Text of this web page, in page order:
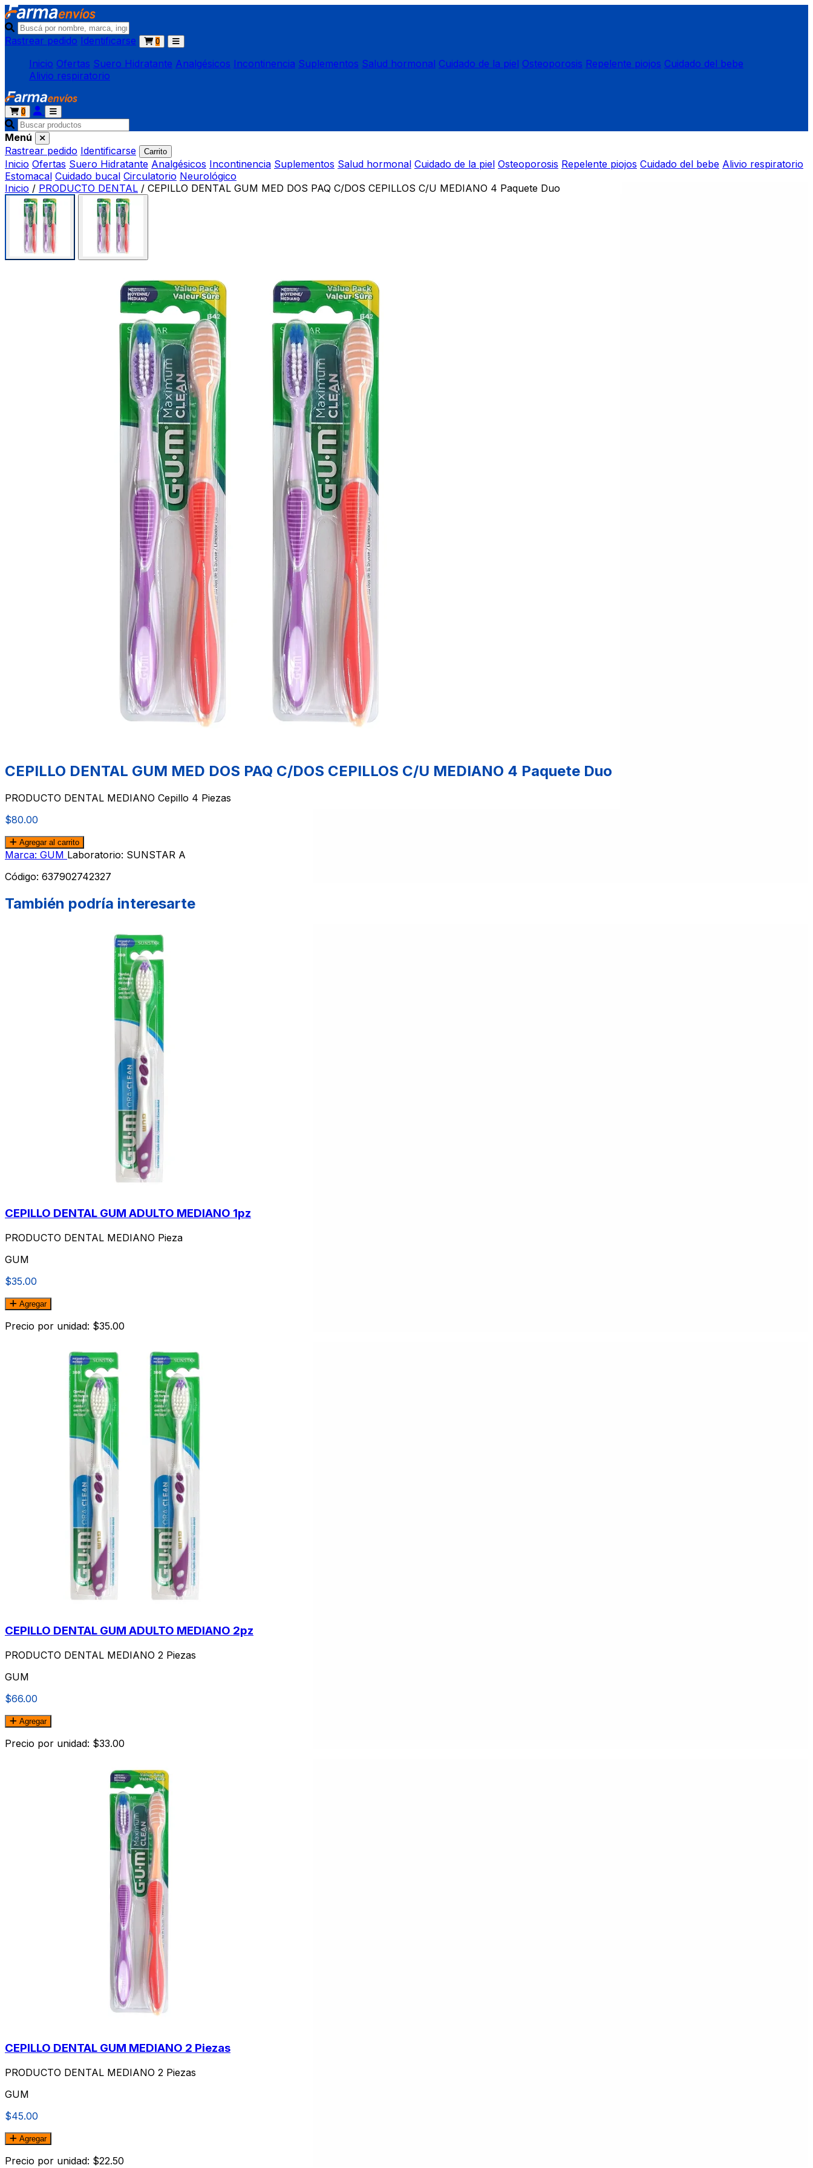
Rastrear pedido Identificarse 0
Inicio Ofertas Suero Hidratante Analgésicos Incontinencia Suplementos Salud hormonal Cuidado de la piel Osteoporosis Repelente piojos Cuidado del bebe
Alivio respiratorio
0
Menú
Rastrear pedido Identificarse Carrito
Inicio Ofertas Suero Hidratante Analgésicos Incontinencia Suplementos Salud hormonal Cuidado de la piel Osteoporosis Repelente piojos Cuidado del bebe Alivio respiratorio
Estomacal Cuidado bucal Circulatorio Neurológico
Inicio / PRODUCTO DENTAL / CEPILLO DENTAL GUM MED DOS PAQ C/DOS CEPILLOS C/U MEDIANO 4 Paquete Duo
CEPILLO DENTAL GUM MED DOS PAQ C/DOS CEPILLOS C/U MEDIANO 4 Paquete Duo
PRODUCTO DENTAL MEDIANO Cepillo 4 Piezas
$80.00
Agregar al carrito
Marca: GUM Laboratorio: SUNSTAR A
Código: 637902742327
También podría interesarte
CEPILLO DENTAL GUM ADULTO MEDIANO 1pz
PRODUCTO DENTAL MEDIANO Pieza
GUM
$35.00
Agregar
Precio por unidad: $35.00
CEPILLO DENTAL GUM ADULTO MEDIANO 2pz
PRODUCTO DENTAL MEDIANO 2 Piezas
GUM
$66.00
Agregar
Precio por unidad: $33.00
CEPILLO DENTAL GUM MEDIANO 2 Piezas
PRODUCTO DENTAL MEDIANO 2 Piezas
GUM
$45.00
Agregar
Precio por unidad: $22.50